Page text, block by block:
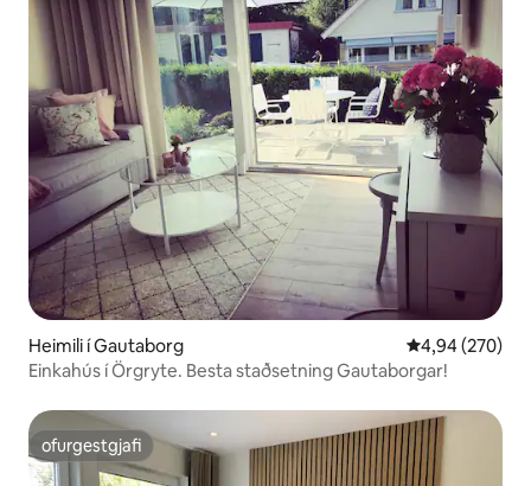
Heimili í Gautaborg 4,94 af 5 í
4,94 (270)
Einkahús í Örgryte. Besta staðsetning Gautaborgar!
ofurgestgjafi
ofurgestgjafi